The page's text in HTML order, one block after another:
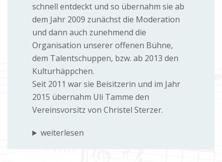
schnell entdeckt und so übernahm sie ab
dem Jahr 2009 zunächst die Moderation
und dann auch zunehmend die
Organisation unserer offenen Bühne,
dem Talentschuppen, bzw. ab 2013 den
Kulturhäppchen.
Seit 2011 war sie Beisitzerin und im Jahr
2015 übernahm Uli Tamme den
Vereinsvorsitz von Christel Sterzer.
weiterlesen